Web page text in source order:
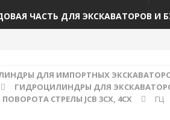
ЧАСТЬ ДЛЯ ЭКСКАВАТОРОВ И
ДЛЯ ИМПОРТНЫХ
ГИДРОЦИЛИНДРЫ ДЛЯ
СТРЕЛЫ JCB 3CX, 4CX
ГЦ